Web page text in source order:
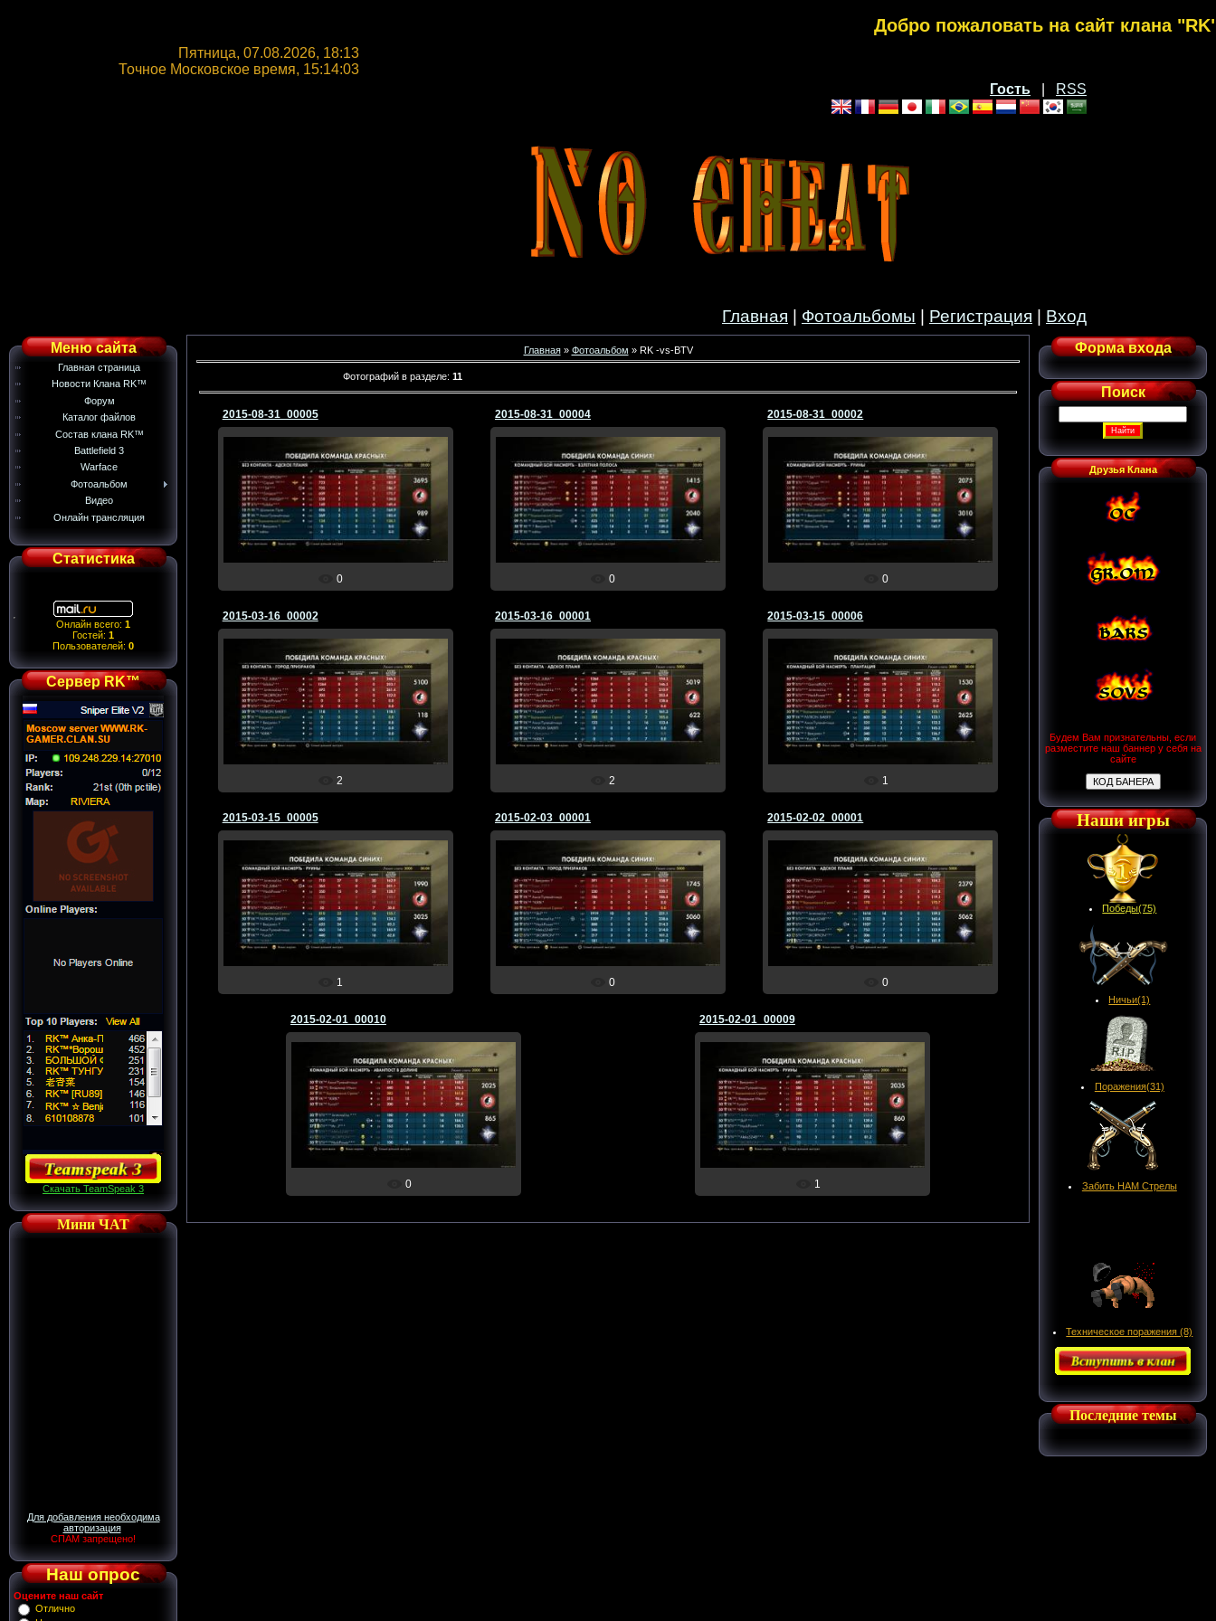
Добро пожаловать на сайт клана "RK",
Пятница, 07.08.2026, 18:13
Точное Московское время, 15:14:04
Гость
RSS
Главная Фотоальбомы Регистрация Вход
Меню сайта
Главная страница
Новости Клана RK™
Форум
Каталог файлов
Состав клана RK™
Battlefield 3
Warface
Фотоальбом
Видео
Онлайн трансляция
Статистика
Онлайн всего: 1
Гостей: 1
Пользователей: 0
Сервер RK™
Скачать TeamSpeak 3
Мини ЧАТ
Для добавления необходима
авторизация
СПАМ запрещено!
Наш опрос
Оцените наш сайт
Отлично
Главная» Фотоальбом » RK -vs-BTV
Фотографий в разделе: 11
2015-08-31_00005
01.09.2015
☆Ворошиловский☆
0
2015-08-31_00004
01.09.2015
☆Ворошиловский☆
0
2015-08-31_00002
01.09.2015
☆Ворошиловский☆
0
2015-03-16_00002
16.03.2015
☆Ворошиловский☆
2
2015-03-16_00001
16.03.2015
☆Ворошиловский☆
2
2015-03-15_00006
16.03.2015
☆Ворошиловский☆
1
2015-03-15_00005
16.03.2015
☆Ворошиловский☆
1
2015-02-03_00001
03.02.2015
☆Ворошиловский☆
0
2015-02-02_00001
02.02.2015
☆Ворошиловский☆
0
2015-02-01_00010
02.02.2015
☆Ворошиловский☆
0
2015-02-01_00009
02.02.2015
☆Ворошиловский☆
1
Форма входа
Поиск
Друзья Клана
Будем Вам признательны, если
разместите наш баннер у себя на
сайте
Наши игры
Победы(75)
Ничьи(1)
Поражения(31)
Забить НАМ Стрелы
Техническое поражения (8)
Последние темы